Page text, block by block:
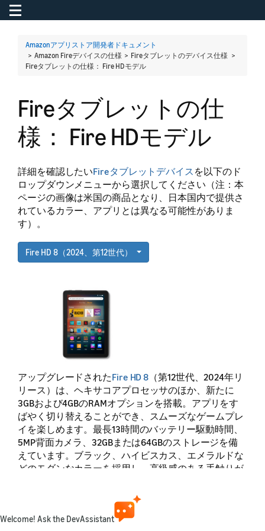
Toggle navigation
Amazonアプリストア開発者ドキュメント
> Amazon Fireデバイスの仕様 > Fireタブレットのデバイス仕様 >
Fireタブレットの仕様： Fire HDモデル
Fireタブレットの仕
様： Fire HDモデル
詳細を確認したいFireタブレットデバイス を以下のド
ロップダウンメニューから選択してください（注：本
ページの画像は米国の商品となり、日本国内で提供さ
れているカラー、アプリとは異なる可能性がありま
す）。
Fire HD 8（2024、第12世代）
アップグレードされたFire HD 8 （第12世代、2024年リ
リース）は、ヘキサコアプロセッサのほか、新たに
3GBおよび4GBのRAMオプションを搭載。アプリをす
ばやく切り替えることができ、スムーズなゲームプレ
イを楽しめます。最長13時間のバッテリー駆動時間、
5MP背面カメラ、32GBまたは64GBのストレージを備
えています。ブラック、ハイビスカス、エメラルドな
どのモダンなカラーを採用し、高級感のある手触りが
機能仕様：Fire HD 8（2024、第12世代）
Welcome! Ask the DevAssistant